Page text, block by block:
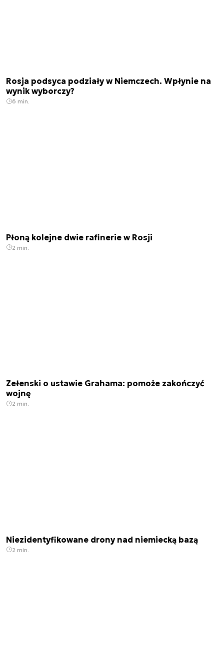
Rosja podsyca podziały w Niemczech. Wpłynie na
wynik wyborczy?
6 min.
Płoną kolejne dwie rafinerie w Rosji
2 min.
Zełenski o ustawie Grahama: pomoże zakończyć
wojnę
2 min.
Niezidentyfikowane drony nad niemiecką bazą
2 min.